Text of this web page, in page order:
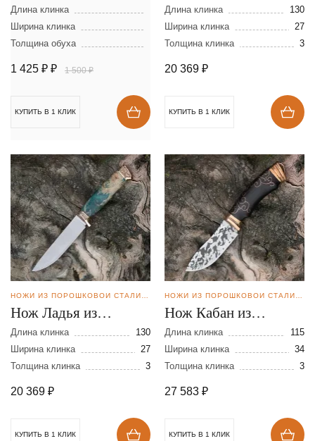
стали D-2 размеры:
300х40х2,5 мм
Длина клинка
Ширина клинка
Толщина обуха
1 425 ₽ ₽ 1 500 ₽
КУПИТЬ В 1 КЛИК
порошковой стали
М398
Длина клинка
130
Ширина клинка
27
Толщина клинка
3
20 369 ₽
КУПИТЬ В 1 КЛИК
Нож Ладья из
порошковой стали
М398
Длина клинка
130
Ширина клинка
27
Толщина клинка
3
20 369 ₽
КУПИТЬ В 1 КЛИК
Нож Кабан из
порошковой стали
М-398
Длина клинка
115
Ширина клинка
34
Толщина клинка
3
27 583 ₽
КУПИТЬ В 1 КЛИК